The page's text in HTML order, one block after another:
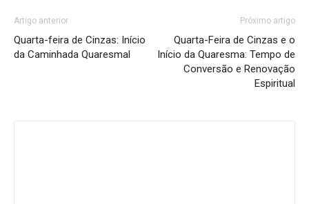
Artigo anterior
Quarta-feira de Cinzas: Início
da Caminhada Quaresmal
Próximo artigo
Quarta-Feira de Cinzas e o
Início da Quaresma: Tempo de
Conversão e Renovação
Espiritual